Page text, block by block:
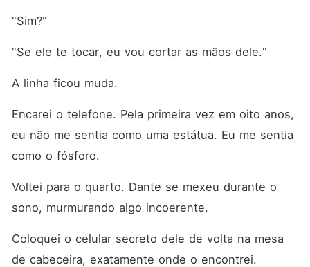
"Sim?"
"Se ele te tocar, eu vou cortar as mãos dele."
A linha ficou muda.
Encarei o telefone. Pela primeira vez em oito anos,
eu não me sentia como uma estátua. Eu me sentia
como o fósforo.
Voltei para o quarto. Dante se mexeu durante o
sono, murmurando algo incoerente.
Coloquei o celular secreto dele de volta na mesa
de cabeceira, exatamente onde o encontrei.